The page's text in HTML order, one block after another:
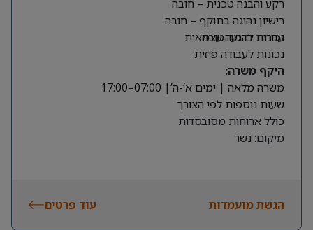
רקע והבנה טכנית – חובה
רישיון נהיגה בתוקף – חובה
עברית ברמה טובה
נכונות להגעה עצמאית
נכונות לעבודה פיזית
היקף משרה:
משרה מלאה | ימים א’-ה’| 07:00–17:00
שעות נוספות לפי הצורך
כולל ארוחות מסובסדות
מיקום: נשר
הגשת מועמדות עוד פרטים